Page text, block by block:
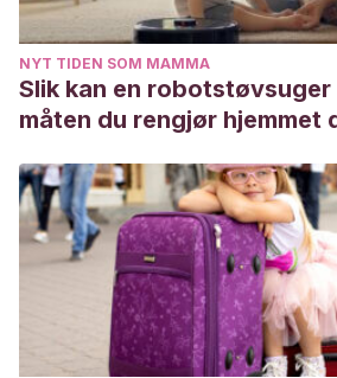
NYT TIDEN SOM MAMMA
Slik kan en
måten du rengjør hjemmet